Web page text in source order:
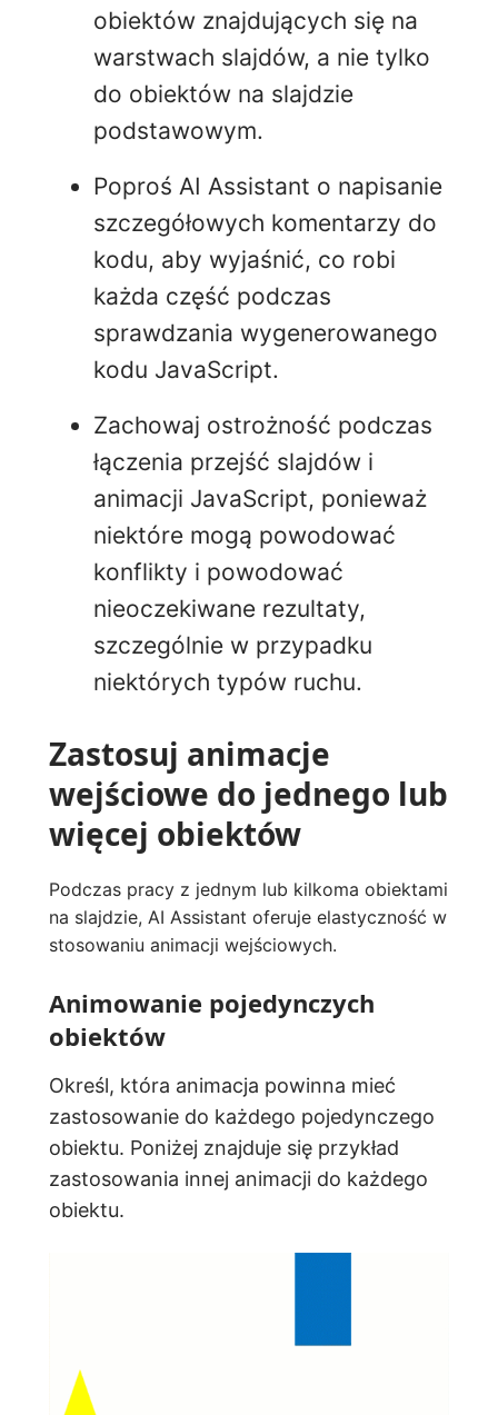
obiektów znajdujących się na
warstwach slajdów, a nie tylko
do obiektów na slajdzie
podstawowym.
Poproś AI Assistant o napisanie
szczegółowych komentarzy do
kodu, aby wyjaśnić, co robi
każda część podczas
sprawdzania wygenerowanego
kodu JavaScript.
Zachowaj ostrożność podczas
łączenia przejść slajdów i
animacji JavaScript, ponieważ
niektóre mogą powodować
konflikty i powodować
nieoczekiwane rezultaty,
szczególnie w przypadku
niektórych typów ruchu.
Zastosuj animacje
wejściowe do jednego lub
więcej obiektów
Podczas pracy z jednym lub kilkoma obiektami
na slajdzie, AI Assistant oferuje elastyczność w
stosowaniu animacji wejściowych.
Animowanie pojedynczych
obiektów
Określ, która animacja powinna mieć
zastosowanie do każdego pojedynczego
obiektu. Poniżej znajduje się przykład
zastosowania innej animacji do każdego
obiektu.